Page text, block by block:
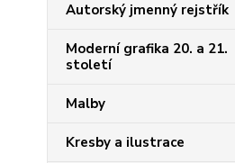
Autorský jmenný rejstřík
Moderní grafika 20. a 21.
století
Malby
Kresby a ilustrace